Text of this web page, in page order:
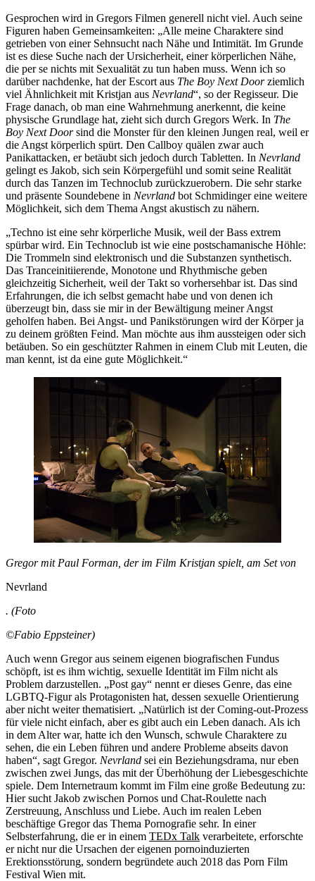
Gesprochen wird in Gregors Filmen generell nicht viel. Auch seine
Figuren haben Gemeinsamkeiten: „Alle meine Charaktere sind
getrieben von einer Sehnsucht nach Nähe und Intimität. Im Grunde
ist es diese Suche nach der Ursicherheit, einer körperlichen Nähe,
die per se nichts mit Sexualität zu tun haben muss. Wenn ich so
darüber nachdenke, hat der Escort aus The Boy Next Doorziemlich
viel Ähnlichkeit mit Kristjan aus Nevrland“, so der Regisseur. Die
Frage danach, ob man eine Wahrnehmung anerkennt, die keine
physische Grundlage hat, zieht sich durch Gregors Werk. In The
Boy Next Doorsind die Monster für den kleinen Jungen real, weil er
die Angst körperlich spürt. Den Callboy quälen zwar auch
Panikattacken, er betäubt sich jedoch durch Tabletten. In Nevrland
gelingt es Jakob, sich sein Körpergefühl und somit seine Realität
durch das Tanzen im Technoclub zurückzuerobern. Die sehr starke
und präsente Soundebene in Nevrland bot Schmidinger eine weitere
Möglichkeit, sich dem Thema Angst akustisch zu nähern.
„Techno ist eine sehr körperliche Musik, weil der Bass extrem
spürbar wird. Ein Technoclub ist wie eine postschamanische Höhle:
Die Trommeln sind elektronisch und die Substanzen synthetisch.
Das Tranceinitiierende, Monotone und Rhythmische geben
gleichzeitig Sicherheit, weil der Takt so vorhersehbar ist. Das sind
Erfahrungen, die ich selbst gemacht habe und von denen ich
überzeugt bin, dass sie mir in der Bewältigung meiner Angst
geholfen haben. Bei Angst- und Panikstörungen wird der Körper ja
zu deinem größten Feind. Man möchte aus ihm aussteigen oder sich
betäuben. So ein geschützter Rahmen in einem Club mit Leuten, die
man kennt, ist da eine gute Möglichkeit.“
Gregor mit Paul Forman, der im Film Kristjan spielt, am Set von
Nevrland
. (Foto
©Fabio Eppsteiner)
Auch wenn Gregor aus seinem eigenen biografischen Fundus
schöpft, ist es ihm wichtig, sexuelle Identität im Film nicht als
Problem darzustellen. „Post gay“ nennt er dieses Genre, das eine
LGBTQ-Figur als Protagonisten hat, dessen sexuelle Orientierung
aber nicht weiter thematisiert. „Natürlich ist der Coming-out-Prozess
für viele nicht einfach, aber es gibt auch ein Leben danach. Als ich
in dem Alter war, hatte ich den Wunsch, schwule Charaktere zu
sehen, die ein Leben führen und andere Probleme abseits davon
haben“, sagt Gregor. Nevrland sei ein Beziehungsdrama, nur eben
zwischen zwei Jungs, das mit der Überhöhung der Liebesgeschichte
spiele. Dem Internetraum kommt im Film eine große Bedeutung zu:
Hier sucht Jakob zwischen Pornos und Chat-Roulette nach
Zerstreuung, Anschluss und Liebe. Auch im realen Leben
beschäftige Gregor das Thema Pornografie sehr. In einer
Selbsterfahrung, die er in einem TEDx Talk verarbeitete, erforschte
er nicht nur die Ursachen der eigenen pornoinduzierten
Erektionsstörung, sondern begründete auch 2018 das Porn Film
Festival Wien mit.